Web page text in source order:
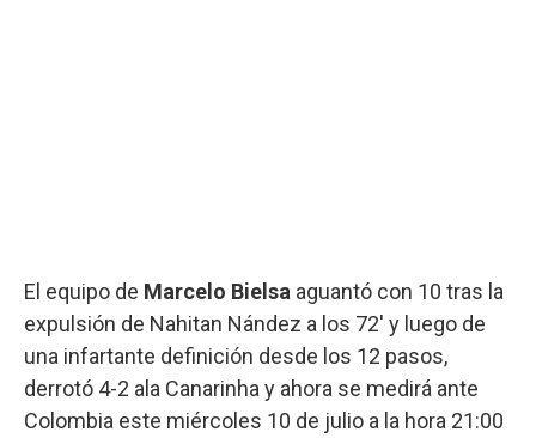
El equipo de Marcelo Bielsa aguantó con 10 tras la
expulsión de Nahitan Nández a los 72' y luego de
una infartante definición desde los 12 pasos,
derrotó 4-2 ala Canarinha y ahora se medirá ante
Colombia este miércoles 10 de julio a la hora 21:00